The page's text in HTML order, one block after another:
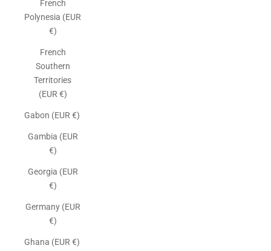
French
Polynesia (EUR
€)
French
Southern
Territories
(EUR €)
Gabon (EUR €)
Gambia (EUR
€)
Georgia (EUR
€)
Germany (EUR
€)
Ghana (EUR €)